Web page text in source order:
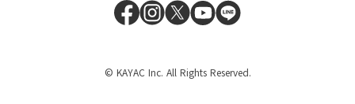
© KAYAC Inc. All Rights Reserved.